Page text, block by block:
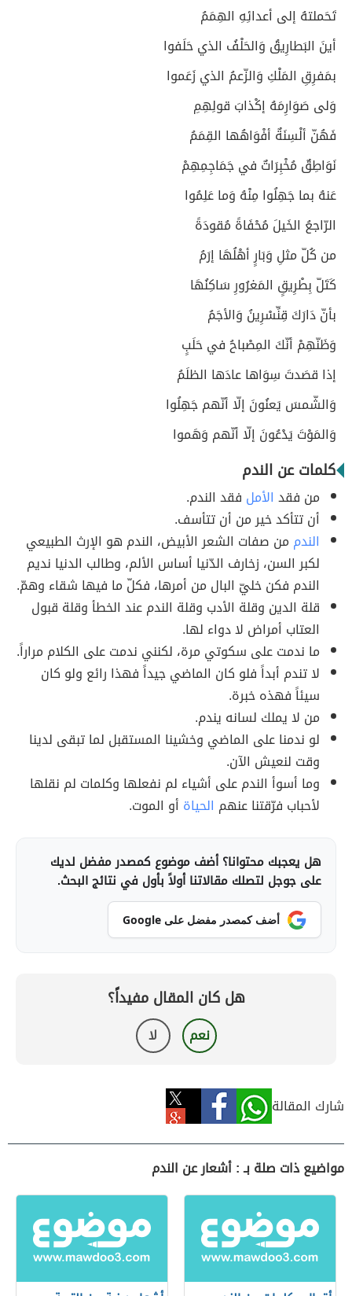
تَحَملتهُ إلى أعدائِهِ الهِمَمُ
أينَ البَطارِيقُ وَالحَلْفُ الذي حَلَفوا
بمَفرِقِ المَلْكِ وَالزّعمُ الذي زَعَموا
وَلى صَوَارِمَهُ إكْذابَ قولِهِمِ
فَهُنّ ألْسِنَةٌ أفْوَاهُها القِمَمُ
نَوَاطِقٌ مُخْبِرَاتٌ في جَمَاجِمِهِمْ
عَنهُ بما جَهِلُوا مِنْهُ وَما عَلِمُوا
الرّاجعُ الخَيلَ مُحْفَاةً مُقودَةً
من كُلّ مثلِ وَبَارٍ أهْلُهَا إرَمُ
كَتَلّ بِطْرِيقٍ المَغرُورِ سَاكِنُهَا
بأنّ دَارَكَ قِنِّسْرِينُ وَالأجَمُ
وَظَنّهِمْ أنّكَ المِصْباحُ في حَلَبٍ
إذا قصَدتَ سِوَاها عادَها الظلَمُ
وَالشّمسَ يَعنُونَ إلّا أنّهم جَهِلُوا
وَالمَوْتَ يَدْعُونَ إلّا أنّهم وَهَموا
كلمات عن الندم
من فقد الأمل فقد الندم.
أن تتأكد خير من أن تتأسف.
الندم من صفات الشعر الأبيض، الندم هو الإرث الطبيعي
لكبر السن، زخارف الدّنيا أساس الألم، وطالب الدنيا نديم
الندم فكن خليّ البال من أمرها، فكلّ ما فيها شقاء وهمّ.
قلة الدين وقلة الأدب وقلة الندم عند الخطأ وقلة قبول
العتاب أمراض لا دواء لها.
ما ندمت على سكوتي مرة، لكنني ندمت على الكلام مراراً.
لا تندم أبداً فلو كان الماضي جيداً فهذا رائع ولو كان
سيئاً فهذه خبرة.
من لا يملك لسانه يندم.
لو ندمنا على الماضي وخشينا المستقبل لما تبقى لدينا
وقت لنعيش الآن.
وما أسوأ الندم على أشياء لم نفعلها وكلمات لم نقلها
لأحباب فرّقتنا عنهم الحياة أو الموت.
هل يعجبك محتوانا؟ أضف موضوع كمصدر مفضل لديك
على جوجل لتصلك مقالاتنا أولاً بأول في نتائج البحث.
أضف كمصدر مفضل على Google
هل كان المقال مفيداً؟
نعم لا
شارك المقالة
مواضيع ذات صلة بـ : أشعار عن الندم